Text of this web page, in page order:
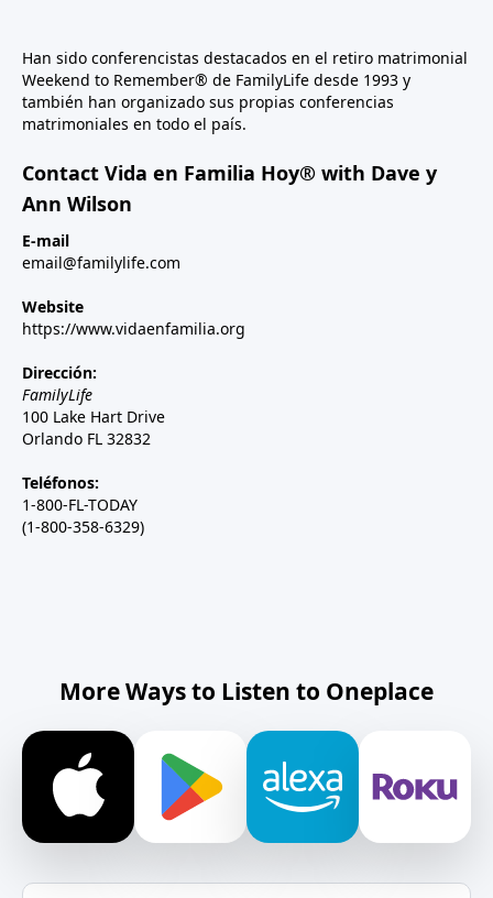
Han sido conferencistas destacados en el retiro matrimonial
Weekend to Remember® de FamilyLife desde 1993 y
también han organizado sus propias conferencias
matrimoniales en todo el país.
Contact Vida en Familia Hoy® with Dave y
Ann Wilson
E-mail
email@familylife.com
Website
https://www.vidaenfamilia.org
Dirección:
FamilyLife
100 Lake Hart Drive
Orlando FL 32832
Teléfonos:
1-800-FL-TODAY
(1-800-358-6329)
More Ways to Listen to Oneplace